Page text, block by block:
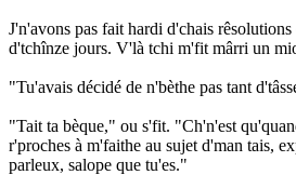
J'n'avons pas fait hardi d'chais
d'tchînze jours. V'là tchi m'fit mârri un
"Tu'avais décidé de n'bèthe pas tant
"Tait ta bèque," ou s'fit. "Ch'n'est
r'proches à m'faithe au sujet d'man tais,
parleux, salope que tu'es."